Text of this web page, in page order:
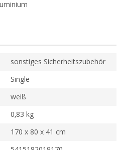
sonstiges Sicherheitszubehör
Single
weiß
0,83 kg
170 x 80 x 41 cm